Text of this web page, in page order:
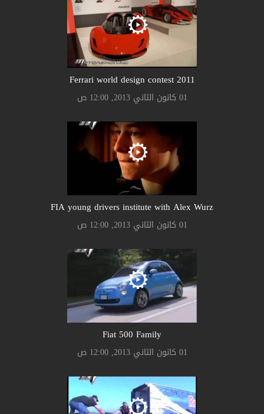
Ferrari world design contest 2011
01 كانون الثاني 2013, 12:00 ص
FIA young drivers institute with Alex Wurz
01 كانون الثاني 2013, 12:00 ص
Fiat 500 Family
01 كانون الثاني 2013, 12:00 ص